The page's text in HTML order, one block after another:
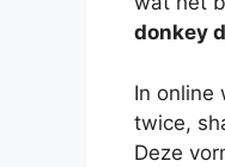
donkey
In online
twice,
Deze